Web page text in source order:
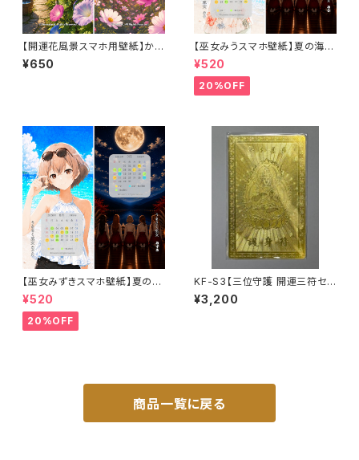
【開運花風景スマホ用壁紙】かえ
でセレクト カレンダーなし（利用
コード1ヶ月付き）
¥650
【巫女みうスマホ壁紙】夏の海と
満月の祈りセット〈8〜9月カレ
ンダー・1ヶ月利用コード付き〉
¥520
20%OFF
【巫女みずきスマホ壁紙】夏の海
と満月の祈りセット〈8〜9月カ
レンダー・1ヶ月利用コード付き〉
¥520
20%OFF
KF-S3【三位守護 開運三符セッ
ト】 七福神・富士山・勢至菩薩｜
福を呼び、上げ、守る｜うまさく
¥3,200
商品一覧に戻る